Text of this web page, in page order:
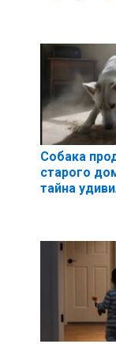
Собака
старого
тайна